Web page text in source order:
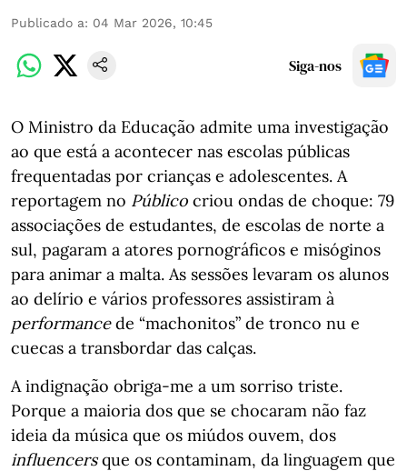
Publicado a: 04 Mar 2026, 10:45
Siga-nos
O Ministro da Educação admite uma investigação
ao que está a acontecer nas escolas públicas
frequentadas por crianças e adolescentes. A
reportagem no Público criou ondas de choque: 79
associações de estudantes, de escolas de norte a
sul, pagaram a atores pornográficos e misóginos
para animar a malta. As sessões levaram os alunos
ao delírio e vários professores assistiram à
performancede “machonitos” de tronco nu e
cuecas a transbordar das calças.
A indignação obriga-me a um sorriso triste.
Porque a maioria dos que se chocaram não faz
ideia da música que os miúdos ouvem, dos
influencersque os contaminam, da linguagem que